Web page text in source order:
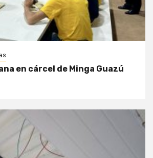
en cárcel de Minga Guazú